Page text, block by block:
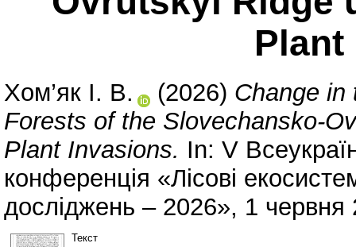
Хом’як І. В. (2026) Change in
Forests of the Slovechansko-
Plant Invasions. In: V
конференція «Лісові
досліджень – 2026», 1
Текст